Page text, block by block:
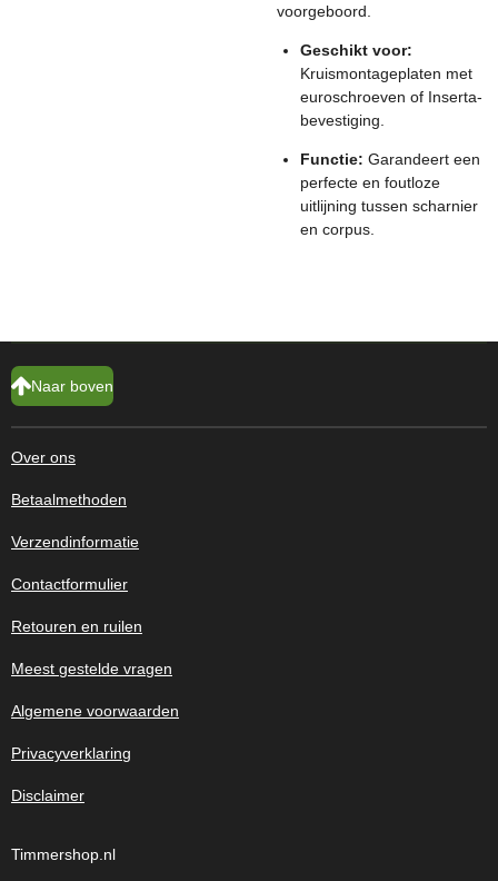
voorgeboord.
Geschikt voor:
Kruismontageplaten met
euroschroeven of Inserta-
bevestiging.
Functie: Garandeert een
perfecte en foutloze
uitlijning tussen scharnier
en corpus.
Naar boven
Over ons
Betaalmethoden
Verzendinformatie
Contactformulier
Retouren en ruilen
Meest gestelde vragen
Algemene voorwaarden
Privacyverklaring
Disclaimer
Timmershop.nl